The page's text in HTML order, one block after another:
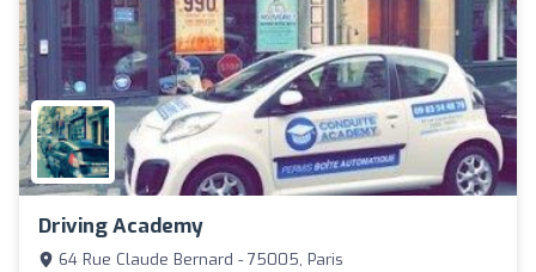
Driving Academy
64 Rue Claude Bernard - 75005, Paris